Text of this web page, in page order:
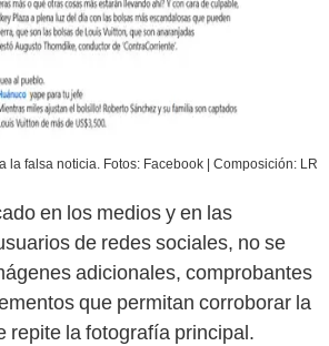
la falsa noticia. Fotos: Facebook | Composición: LR
en los medios y en las
de redes sociales, no se
adicionales, comprobantes
que permitan corroborar la
repite la fotografía principal.